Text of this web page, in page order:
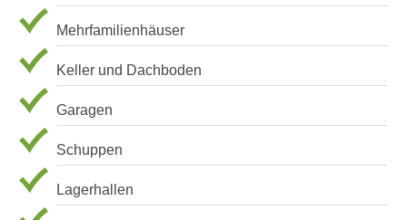
Mehrfamilienhäuser
Keller und Dachboden
Garagen
Schuppen
Lagerhallen